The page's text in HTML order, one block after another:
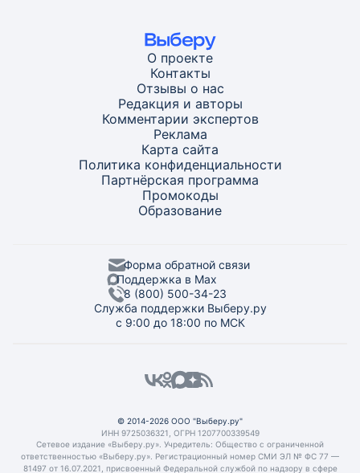
О проекте
Контакты
Отзывы о нас
Редакция и авторы
Комментарии экспертов
Реклама
Карта сайта
Политика конфиденциальности
Партнёрская программа
Промокоды
Образование
Форма обратной связи
Поддержка в Max
8 (800) 500-34-23
Служба поддержки Выберу.ру
с 9:00 до 18:00 по МСК
© 2014-2026 ООО "Выберу.ру"
ИНН 9725036321, ОГРН 1207700339549
Сетевое издание «Выберу.ру». Учредитель: Общество с ограниченной
ответственностью «Выберу.ру». Регистрационный номер СМИ ЭЛ № ФС 77 —
81497 от 16.07.2021, присвоенный Федеральной службой по надзору в сфере